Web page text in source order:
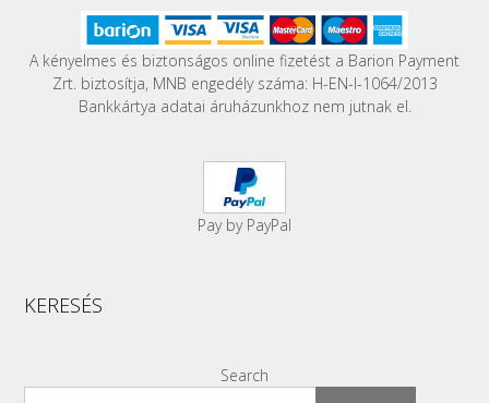
A kényelmes és biztonságos online fizetést a Barion Payment
Zrt. biztosítja, MNB engedély száma: H-EN-I-1064/2013
Bankkártya adatai áruházunkhoz nem jutnak el.
Pay by PayPal
KERESÉS
Search